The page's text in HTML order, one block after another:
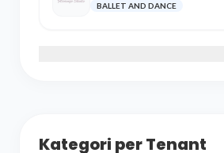
BALLET AND DANCE
Kategori per Tenant